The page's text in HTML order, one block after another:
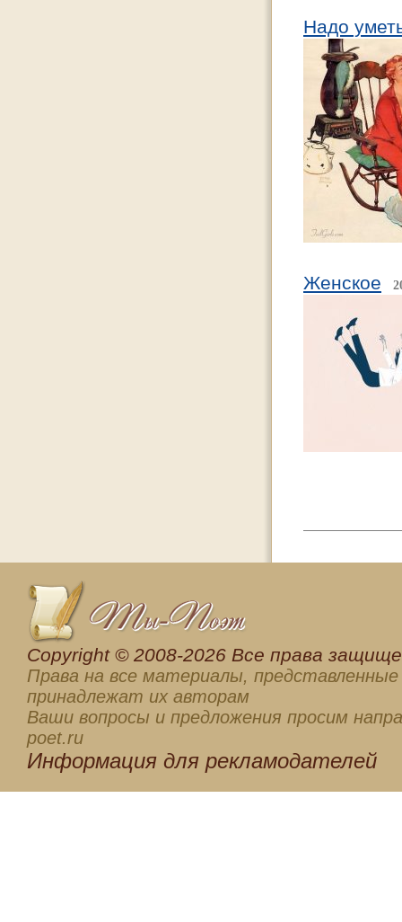
Надо
Женское
Сopyright © 2008-2026 Все права
Права на все материалы, представленные
принадлежат их авторам
Ваши вопросы и предложения просим
poet.ru
Информация для рекламодателей